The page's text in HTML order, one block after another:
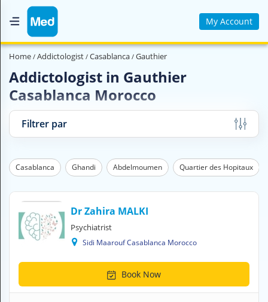
My Account
Home
Medical Magazine
Contact us
V
Home Addictologist Casablanca Gauthier
Addictologist in Gauthier
Casablanca Morocco
Filtrer par
Casablanca Ghandi Abdelmoumen Quartier des Hopitaux
Dr Zahira MALKI
Psychiatrist
Sidi Maarouf Casablanca Morocco
Book Now